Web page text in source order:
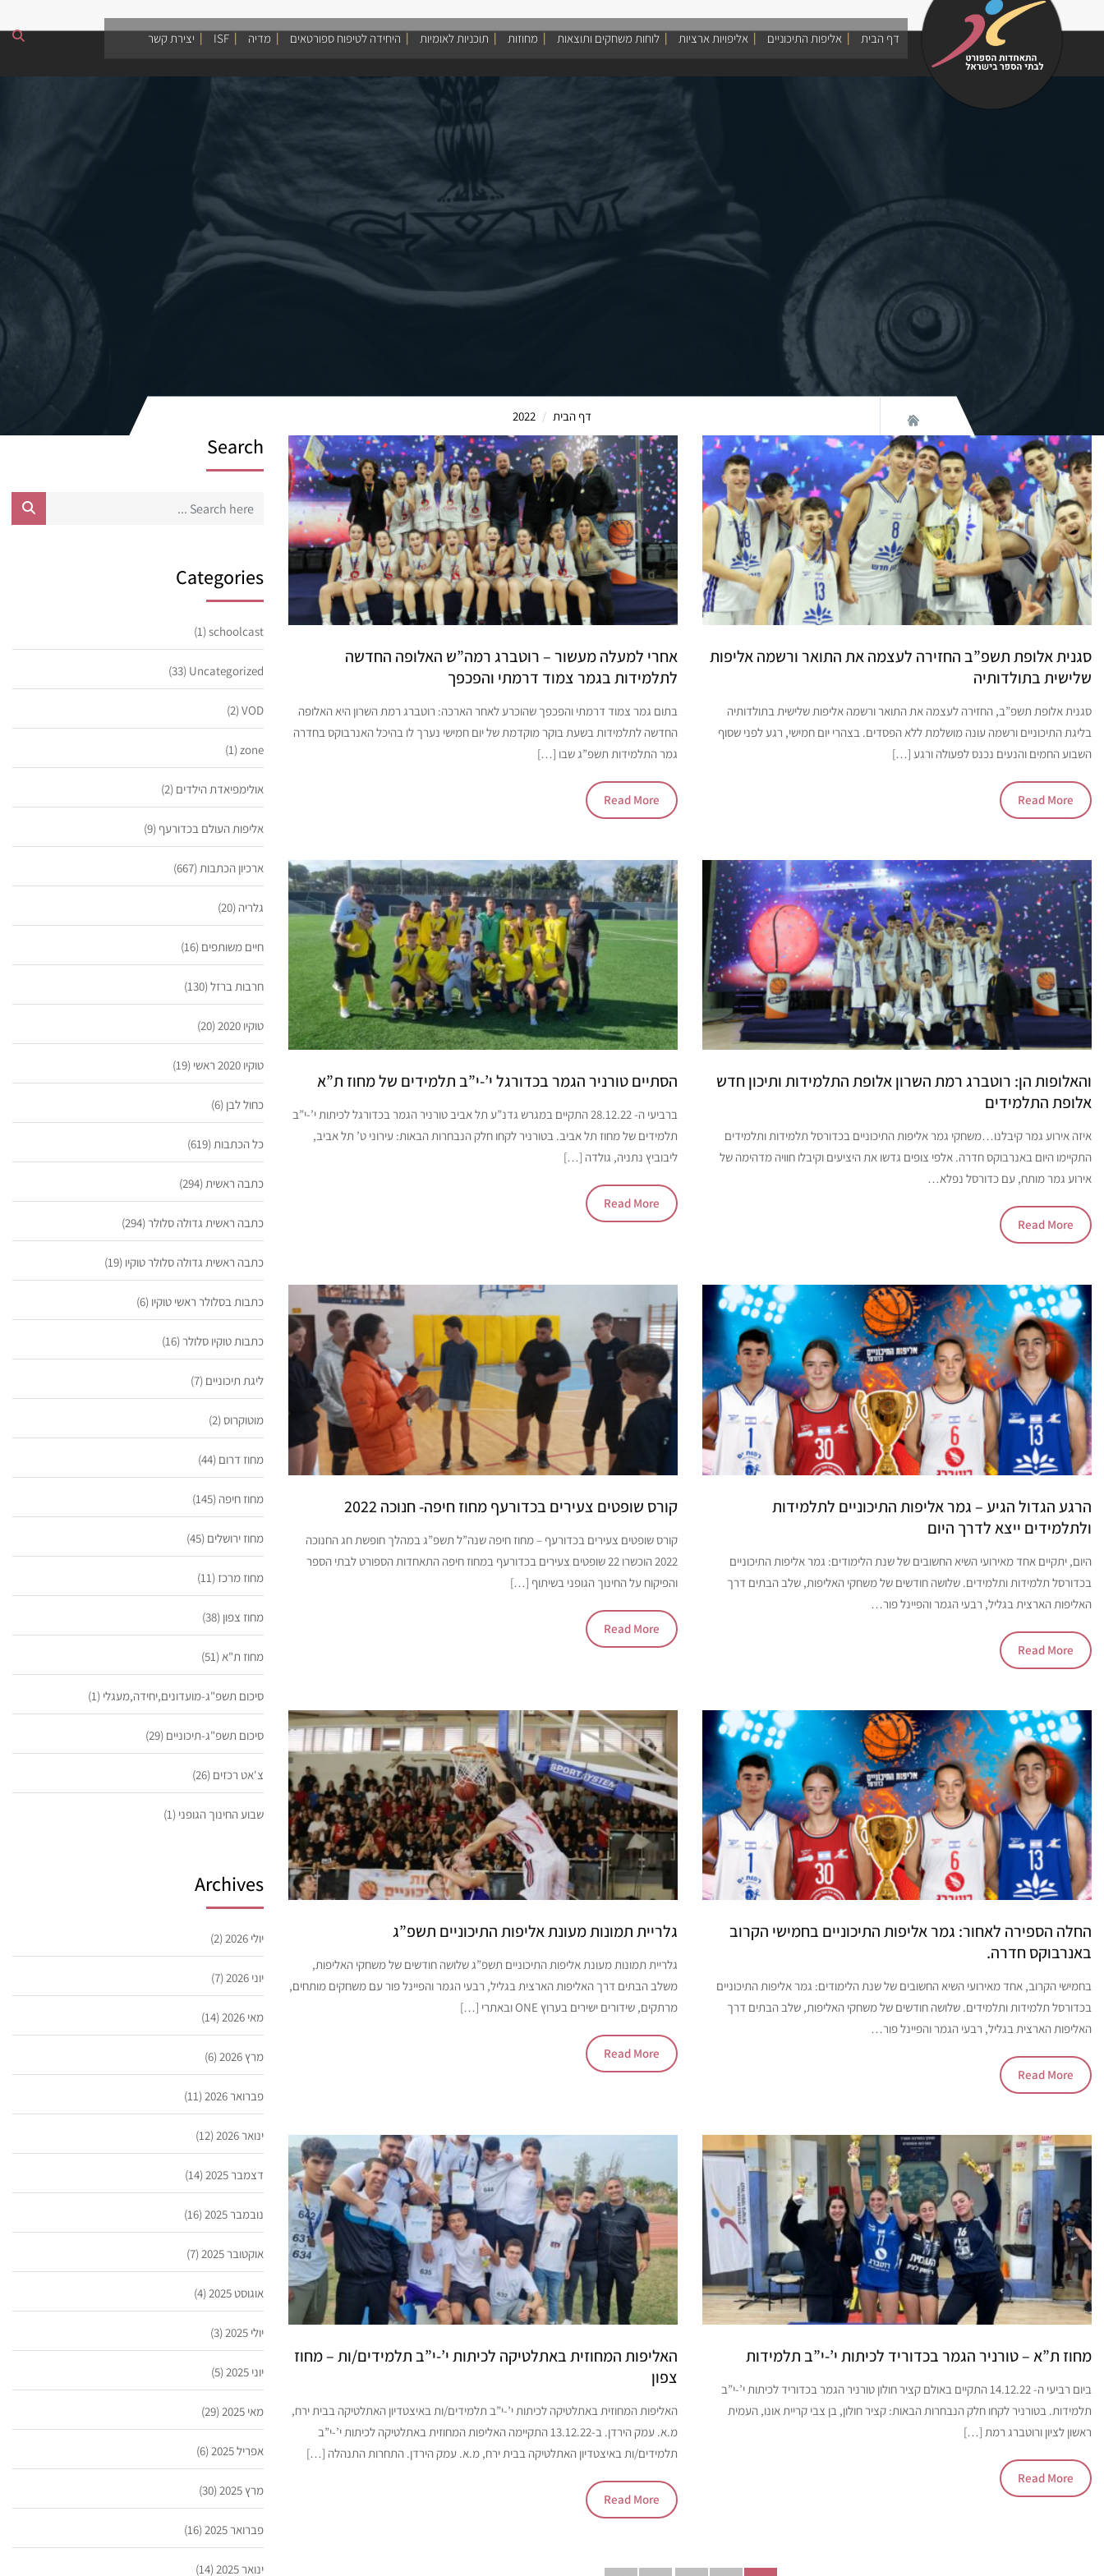
to
דף הבית אליפות התיכוניים אליפויות ארציות לוחות משחקים ותוצאות מחוזות תוכניות לאומיות היחידה לטיפוח ספורטאים מדיה ISF יצירת קשר
דף הבית 2022
סגנית אלופת תשפ”ב החזירה לעצמה את התואר ורשמה אליפות
שלישית בתולדותיה
סגנית אלופת תשפ”ב, החזירה לעצמה את התואר ורשמה אליפות שלישית בתולדותיה
בליגת התיכוניים ורשמה עונה מושלמת ללא הפסדים. בצהרי יום חמישי, רגע לפני שסוף
השבוע החמים והנעים נכנס לפעולה ורגע […]
Read More
אחרי למעלה מעשור – רוטברג רמה”ש האלופה החדשה
לתלמידות בגמר צמוד דרמתי והפכפך
בתום גמר צמוד דרמתי והפכפך שהוכרע לאחר הארכה: רוטברג רמת השרון היא האלופה
החדשה לתלמידות בשעת בוקר מוקדמת של יום חמישי נערך לו בהיכל האנרבוקס בחדרה
גמר התלמידות תשפ”ג שבו […]
Read More
והאלופות הן: רוטברג רמת השרון אלופת התלמידות ותיכון חדש
אלופת התלמידים
איזה אירוע גמר קיבלנו…משחקי גמר אליפות התיכוניים בכדורסל תלמידות ותלמידים
התקיימו היום באנרבוקס חדרה. אלפי צופים גדשו את היציעים וקיבלו חוויה מדהימה של
אירוע גמר מותח, עם כדורסל נפלא…
Read More
הסתיים טורניר הגמר בכדורגל י’-י”ב תלמידים של מחוז ת”א
ברביעי ה- 28.12.22 התקיים במגרש גדנ”ע תל אביב טורניר הגמר בכדורגל לכיתות י’-י”ב
תלמידים של מחוז תל אביב. בטורניר לקחו חלק הנבחרות הבאות: עירוני ט’ תל אביב,
ליבוביץ נתניה, גולדה […]
Read More
הרגע הגדול הגיע – גמר אליפות התיכוניים לתלמידות
ולתלמידים ייצא לדרך היום
היום, יתקיים אחד מאירועי השיא החשובים של שנת הלימודים: גמר אליפות התיכוניים
בכדורסל תלמידות ותלמידים. שלושה חודשים של משחקי האליפות, שלב הבתים דרך
האליפות הארצית בגליל, רבעי הגמר והפיינל פור…
Read More
קורס שופטים צעירים בכדורעף מחוז חיפה- חנוכה 2022
קורס שופטים צעירים בכדורעף – מחוז חיפה שנה”ל תשפ”ג במהלך חופשת חג החנוכה
2022 הוכשרו 22 שופטים צעירים בכדורעף במחוז חיפה התאחדות הספורט לבתי הספר
והפיקוח על החינוך הגופני בשיתוף […]
Read More
החלה הספירה לאחור: גמר אליפות התיכוניים בחמישי הקרוב
באנרבוקס חדרה.
בחמישי הקרוב, אחד מאירועי השיא החשובים של שנת הלימודים: גמר אליפות התיכוניים
בכדורסל תלמידות ותלמידים. שלושה חודשים של משחקי האליפות, שלב הבתים דרך
האליפות הארצית בגליל, רבעי הגמר והפיינל פור…
Read More
גלריית תמונות מעונת אליפות התיכוניים תשפ”ג
גלריית תמונות מעונת אליפות התיכוניים תשפ”ג שלושה חודשים של משחקי האליפות,
משלב הבתים דרך האליפות הארצית בגליל, רבעי הגמר והפיינל פור עם משחקים מותחים,
מרתקים, שידורים ישירים בערוץ ONE ובאתרי […]
Read More
מחוז ת”א – טורניר הגמר בכדוריד לכיתות י’-י”ב תלמידות
ביום רביעי ה- 14.12.22 התקיים באולם קציר חולון טורניר הגמר בכדוריד לכיתות י’-י”ב
תלמידות. בטורניר לקחו חלק הנבחרות הבאות: קציר חולון, בן צבי קריית אונו, העמית
ראשון לציון ורוטברג רמת […]
Read More
האליפות המחוזית באתלטיקה לכיתות י’-י”ב תלמידים/ות – מחוז
צפון
האליפות המחוזית באתלטיקה לכיתות י’-י”ב תלמידים/ות באיצטדיון האתלטיקה בבית ירח,
מ.א. עמק הירדן. ב-13.12.22 התקיימה האליפות המחוזית באתלטיקה לכיתות י’-י”ב
תלמידים/ות באיצטדיון האתלטיקה בבית ירח, מ.א. עמק הירדן. התחרות התנהלה […]
Read More
Search
Categories
schoolcast
(1)
Uncategorized
(33)
VOD
(2)
zone
(1)
אולימפיאדת הילדים (2)
אליפות העולם בכדורעף (9)
ארכיון הכתבות(667)
גלריה (20)
חיים משותפים (16)
חרבות ברזל(130)
טוקיו 2020 (20)
טוקיו 2020 ראשי (19)
כחול לבן (6)
כל הכתבות(619)
כתבה ראשית(294)
כתבה ראשית גדולה סלולר(294)
כתבה ראשית גדולה סלולר טוקיו (19)
כתבות בסלולר ראשי טוקיו (6)
כתבות טוקיו סלולר(16)
ליגת תיכוניים (7)
מוטוקרוס(2)
מחוז דרום (44)
מחוז חיפה (145)
מחוז ירושלים (45)
מחוז מרכז (11)
מחוז צפון (38)
מחוז ת"א(51)
סיכום תשפ"ג-מועדונים,יחידה,מעגלי (1)
סיכום תשפ"ג-תיכוניים (29)
צ'אט רכזים (26)
שבוע החינוך הגופני (1)
Archives
יולי 2026 (2)
יוני 2026 (7)
מאי 2026 (14)
מרץ 2026 (6)
פברואר 2026 (11)
ינואר 2026 (12)
דצמבר 2025 (14)
נובמבר 2025 (16)
אוקטובר 2025 (7)
אוגוסט 2025 (4)
יולי 2025 (3)
יוני 2025 (5)
מאי 2025 (29)
אפריל 2025 (6)
מרץ 2025 (30)
פברואר 2025 (16)
ינואר 2025 (14)